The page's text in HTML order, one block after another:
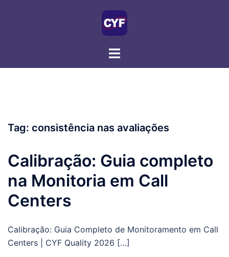
Tag: consistência nas avaliações
Calibração: Guia completo
na Monitoria em Call
Centers
Calibração: Guia Completo de Monitoramento em Call
Centers | CYF Quality 2026 […]